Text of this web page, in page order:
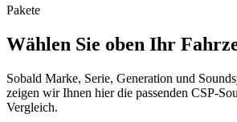
Pakete
Wählen Sie oben Ihr
Sobald Marke, Serie, Generation und
zeigen wir Ihnen hier die passenden CSP-
Vergleich.